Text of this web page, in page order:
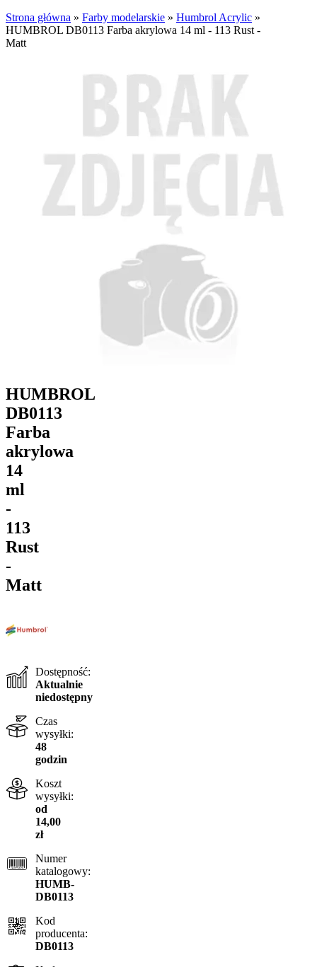
Strona główna » Farby modelarskie » Humbrol Acrylic »
HUMBROL DB0113 Farba akrylowa 14 ml - 113 Rust -
Matt
HUMBROL
DB0113
Farba
akrylowa
14
ml
-
113
Rust
-
Matt
Dostępność:
Aktualnie
niedostępny
Czas
wysyłki:
48
godzin
Koszt
wysyłki:
od
14,00
zł
Numer
katalogowy:
HUMB-
DB0113
Kod
producenta:
DB0113